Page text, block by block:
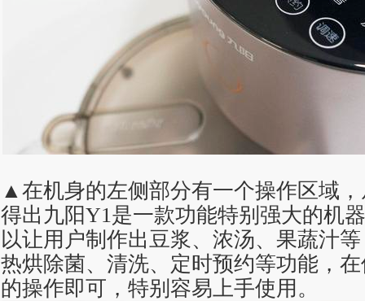
▲在机身的左侧部分有一个操作区域
得出九阳Y1是一款功能特别强大的机
以让用户制作出豆浆、浓汤、果蔬汁
热烘除菌、清洗、定时预约等功能，
的操作即可，特别容易上手使用。